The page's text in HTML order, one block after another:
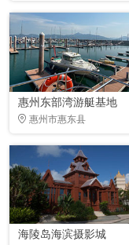
惠州东部湾游艇基地
惠州市惠东县
海陵岛海滨摄影城